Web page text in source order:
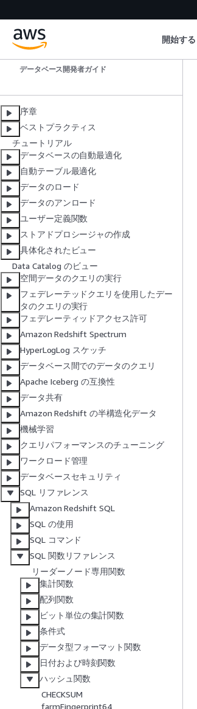
開始する
Amazon Redshift
データベース開発者ガイド
序章
ベストプラクティス
チュートリアル
データベースの自動最適化
自動テーブル最適化
データのロード
データのアンロード
ユーザー定義関数
ストアドプロシージャの作成
具体化されたビュー
Data Catalog のビュー
空間データのクエリの実行
フェデレーテッドクエリを使用したデー
タのクエリの実行
フェデレーティッドアクセス許可
Amazon Redshift Spectrum
HyperLogLog スケッチ
データベース間でのデータのクエリ
Apache Iceberg の互換性
データ共有
Amazon Redshift の半構造化データ
機械学習
クエリパフォーマンスのチューニング
ワークロード管理
データベースセキュリティ
SQL リファレンス
Amazon Redshift SQL
SQL の使用
SQL コマンド
SQL 関数リファレンス
リーダーノード専用関数
集計関数
配列関数
ビット単位の集計関数
条件式
データ型フォーマット関数
日付および時刻関数
ハッシュ関数
CHECKSUM
farmFingerprint64